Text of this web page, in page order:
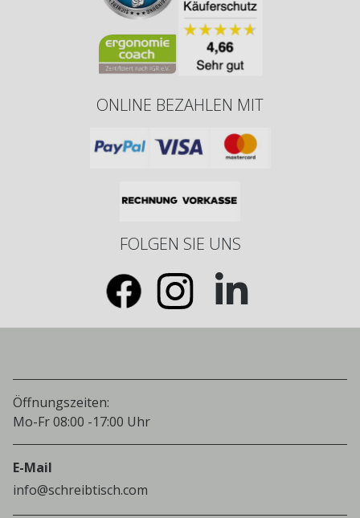
ONLINE BEZAHLEN MIT
FOLGEN SIE UNS
Öffnungszeiten:
Mo-Fr 08:00 -17:00 Uhr
E-Mail
info@schreibtisch.com